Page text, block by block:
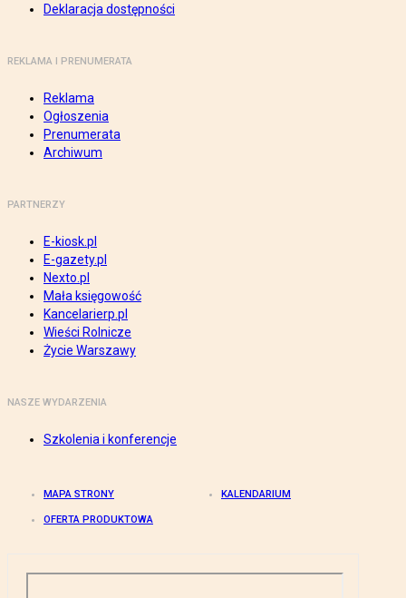
Deklaracja dostępności
REKLAMA I PRENUMERATA
Reklama
Ogłoszenia
Prenumerata
Archiwum
PARTNERZY
E-kiosk.pl
E-gazety.pl
Nexto.pl
Mała księgowość
Kancelarierp.pl
Wieści Rolnicze
Życie Warszawy
NASZE WYDARZENIA
Szkolenia i konferencje
MAPA STRONY KALENDARIUM
OFERTA PRODUKTOWA